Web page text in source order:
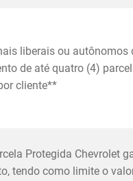
liberais ou autônomos
de até quatro (4)
cliente**
Protegida Chevrolet
tendo como limite o